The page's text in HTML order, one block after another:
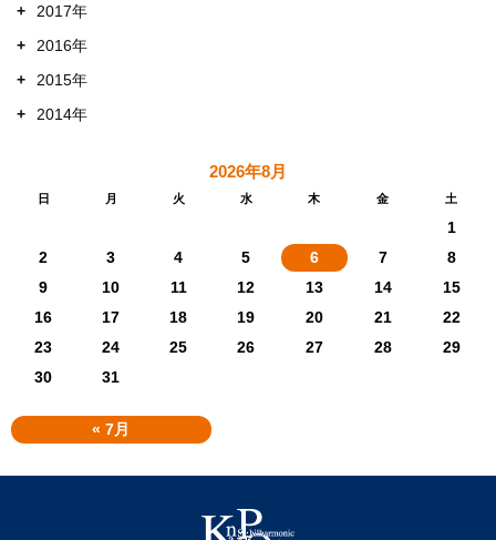
+
2017年
+
2016年
+
2015年
+
2014年
2026年8月
日 月 火 水 木 金 土
« 7月
1
2
3 4 5 6 7
8
9
10 11 12 13 14
15
16
17 18 19 20 21
22
23
24 25 26 27 28
29
30
31